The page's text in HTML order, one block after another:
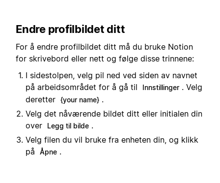
Endre profilbildet ditt
For å endre profilbildet ditt må du bruke Notion
for skrivebord eller nett og følge disse trinnene:
I sidestolpen, velg pil ned ved siden av navnet
på arbeidsområdet for å gå til
Innstillinger . Velg
deretter {your name} .
Velg det nåværende bildet ditt eller initialen din
over
Legg til bilde .
Velg filen du vil bruke fra enheten din, og klikk
på
Åpne .